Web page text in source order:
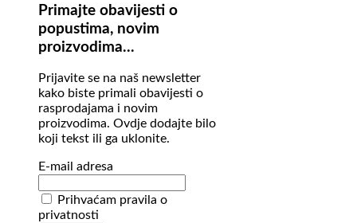
Primajte obavijesti o
popustima, novim
proizvodima...
Prijavite se na naš newsletter
kako biste primali obavijesti o
rasprodajama i novim
proizvodima. Ovdje dodajte bilo
koji tekst ili ga uklonite.
E-mail adresa
Prihvaćam pravila o
privatnosti